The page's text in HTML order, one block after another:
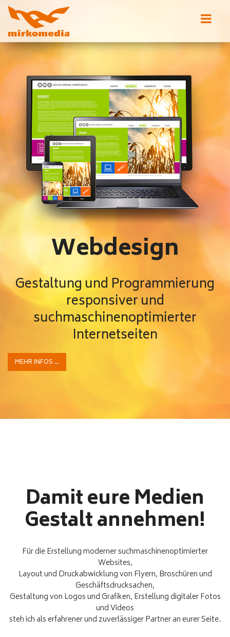
Webdesign
Gestaltung und Programmierung
responsiver und
suchmaschinenoptimierter
Internetseiten
MEHR INFOS ...
Damit eure Medien
Gestalt annehmen!
Für die Erstellung moderner suchmaschinenoptimierter
Websites,
Layout und Druckabwicklung von Flyern, Broschüren und
Geschäftsdrucksachen,
Gestaltung von Logos und Grafiken, Erstellung digitaler Fotos
und Videos
steh ich als erfahrener und zuverlässiger Partner an eurer Seite.